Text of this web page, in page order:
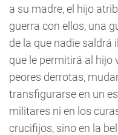
a su madre, el hijo
guerra con ellos, una
de la que nadie saldrá
que le permitirá al hijo
peores derrotas,
transfigurarse en un
militares ni en los
crucifijos, sino en la